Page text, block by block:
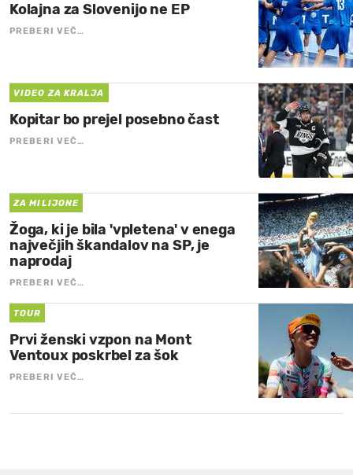
Kolajna za Slovenijo ne EP
PREBERI VEČ…
VIDEO ZA KRALJA
Kopitar bo prejel posebno čast
PREBERI VEČ…
ZA MILIJONE
Žoga, ki je bila 'vpletena' v enega
največjih škandalov na SP, je
naprodaj
PREBERI VEČ…
TOUR
Prvi ženski vzpon na Mont
Ventoux poskrbel za šok
PREBERI VEČ…